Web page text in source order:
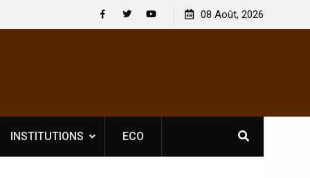
se
[France-Présidentielle 2027] Les enjeux de
souveraineté démocratique sévèrement touchés ?
08 Août, 2026
INSTITUTIONS ECO